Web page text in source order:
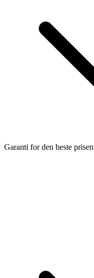
Garanti for den beste prisen